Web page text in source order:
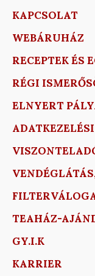
KAPCSOLAT
WEBÁRUHÁZ
RECEPTEK ÉS
RÉGI
ELNYERT
TEAHÁZ-
GY.I.K
KARRIER